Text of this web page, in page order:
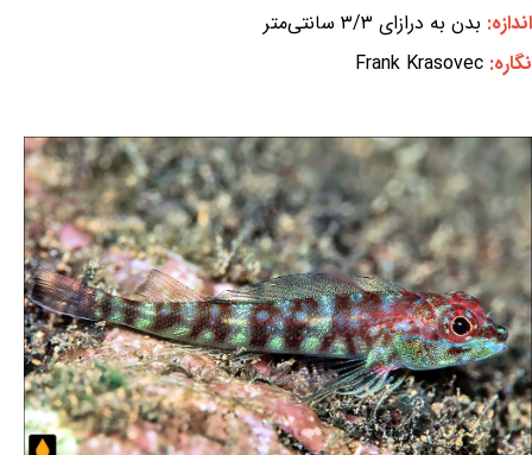
اندازه: بدن به درازای ۳/۳ سانتی‌متر
نگاره: Frank Krasovec